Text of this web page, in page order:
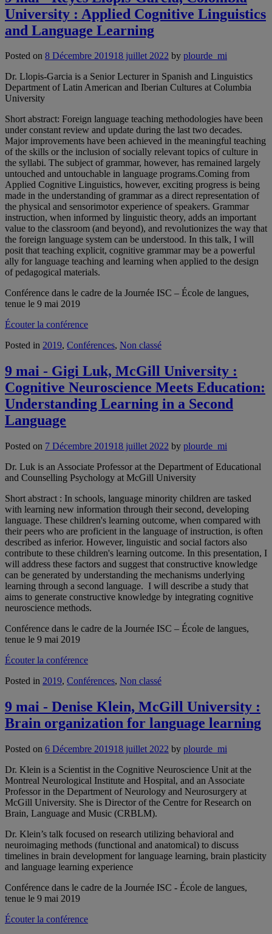
University : Applied Cognitive Linguistics
and Language Learning
Posted on 8 Décembre 201918 juillet 2022 by plourde_mi
Dr. Llopis-Garcia is a Senior Lecturer in Spanish and Linguistics
Department of Latin American and Iberian Cultures at Columbia
University
Short abstract: Foreign language teaching methodologies have been
under constant review and update during the last two decades.
Major improvements have been achieved in the meaningful teaching
of the skills or the inclusion of socially relevant topics of culture in
the syllabi. The subject of grammar, however, has remained largely
untouched and untouchable in language programs.Coming from
Applied Cognitive Linguistics, however, exciting progress is being
made in the understanding of grammar as a direct representation of
the physical and sensorimotor experience of speakers. Grammar
instruction, when informed by linguistic theory, adds an important
value to the classroom (and beyond), and revolutionizes the way that
the foreign language system can be understood. In this talk, I will
posit that teaching explicit, cognitive grammar may be a powerful
ally for language teaching and learning when applied to the design
of pedagogical materials.
Conférence dans le cadre de la Journée ISC – École de langues,
tenue le 9 mai 2019
Écouter la conférence
Posted in 2019, Conférences, Non classé
9 mai - Gigi Luk, McGill University :
Cognitive Neuroscience Meets Education:
Understanding Learning in a Second
Language
Posted on 7 Décembre 201918 juillet 2022 by plourde_mi
Dr. Luk is an Associate Professor at the Department of Educational
and Counselling Psychology at McGill University
Short abstract : In schools, language minority children are tasked
with learning new information through their second, developing
language. These children's learning outcome, when compared with
their peers who are proficient in the language of instruction, is often
described as inferior. However, linguistic and social factors also
contribute to these children's learning outcome. In this presentation, I
will address these factors and suggest that constructive knowledge
can be generated by understanding the mechanisms underlying
learning through a second language. I will describe a study that
aims to generate constructive knowledge by integrating cognitive
neuroscience methods.
Conférence dans le cadre de la Journée ISC – École de langues,
tenue le 9 mai 2019
Écouter la conférence
Posted in 2019, Conférences, Non classé
9 mai - Denise Klein, McGill University :
Brain organization for language learning
Posted on 6 Décembre 201918 juillet 2022 by plourde_mi
Dr. Klein is a Scientist in the Cognitive Neuroscience Unit at the
Montreal Neurological Institute and Hospital, and an Associate
Professor in the Department of Neurology and Neurosurgery at
McGill University. She is Director of the Centre for Research on
Brain, Language and Music (CRBLM).
Dr. Klein’s talk focused on research utilizing behavioral and
neuroimaging methods (functional and anatomical) to discuss
timelines in brain development for language learning, brain plasticity
and language learning experience
Conférence dans le cadre de la Journée ISC - École de langues,
tenue le 9 mai 2019
Écouter la conférence